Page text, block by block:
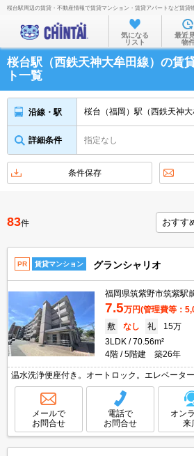
お部屋を探す
沿線・駅
住所から
家賃相場
不動産会
桜台駅周辺の賃貸・不動産情報で賃貸マンション・賃貸アパートなど賃貸
気になる
リスト
最近
物
桜台駅（西鉄天神大牟田線）の賃
ト一覧
沿線・駅 桜台（福岡）駅（西鉄天神大
詳細条件 指定なし
条件保存
83件
PR 賃貸マンション グランシャリオ
福岡県筑紫野市筑紫駅
7.5万円(管理費等：
敷
なし 礼
15万
3LDK
70.56m²
4階
5階建 築26年
温水洗浄便座付き。オートロック。エレベータ
配ボックスあり。シャワー付独立洗面台。防犯
付きバス。
メールで
お問合せ
電話で
お問合せ
オン
来